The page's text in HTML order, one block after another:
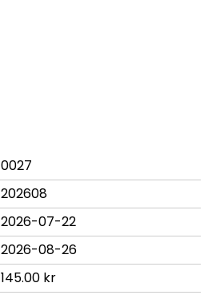
0027
202608
2026-07-22
2026-08-26
145.00 kr